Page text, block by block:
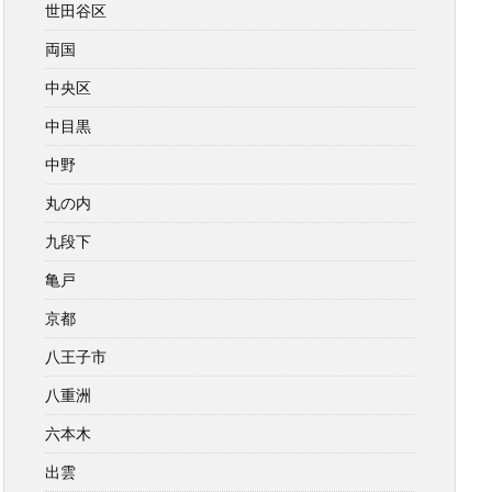
世田谷区
両国
中央区
中目黒
中野
丸の内
九段下
亀戸
京都
八王子市
八重洲
六本木
出雲